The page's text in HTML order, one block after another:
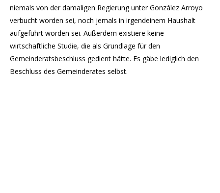
niemals von der damaligen Regierung unter González Arroyo
verbucht worden sei, noch jemals in irgendeinem Haushalt
aufgeführt worden sei. Außerdem existiere keine
wirtschaftliche Studie, die als Grundlage für den
Gemeinderatsbeschluss gedient hätte. Es gäbe lediglich den
Beschluss des Gemeinderates selbst.